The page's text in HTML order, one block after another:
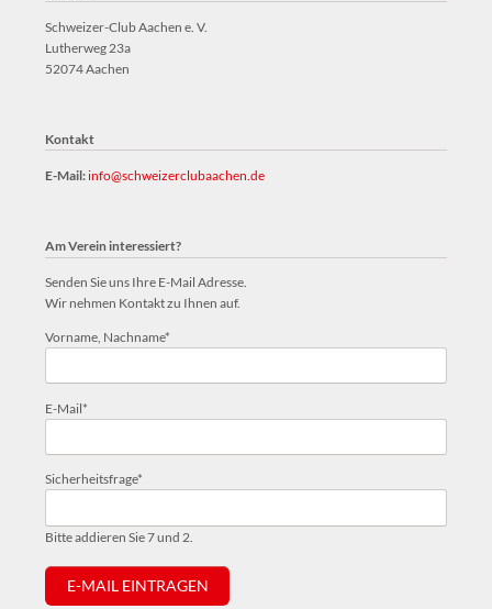
Schweizer-Club Aachen e. V.
Lutherweg 23a
52074 Aachen
Kontakt
E-Mail:info@schweizerclubaachen.de
Am Verein interessiert?
Senden Sie uns Ihre E-Mail Adresse.
Wir nehmen Kontakt zu Ihnen auf.
Pflichtfeld
Vorname, Nachname*
Pflichtfeld
E-Mail*
Pflichtfeld
Sicherheitsfrage*
Bitte addieren Sie 7 und 2.
E-MAIL EINTRAGEN